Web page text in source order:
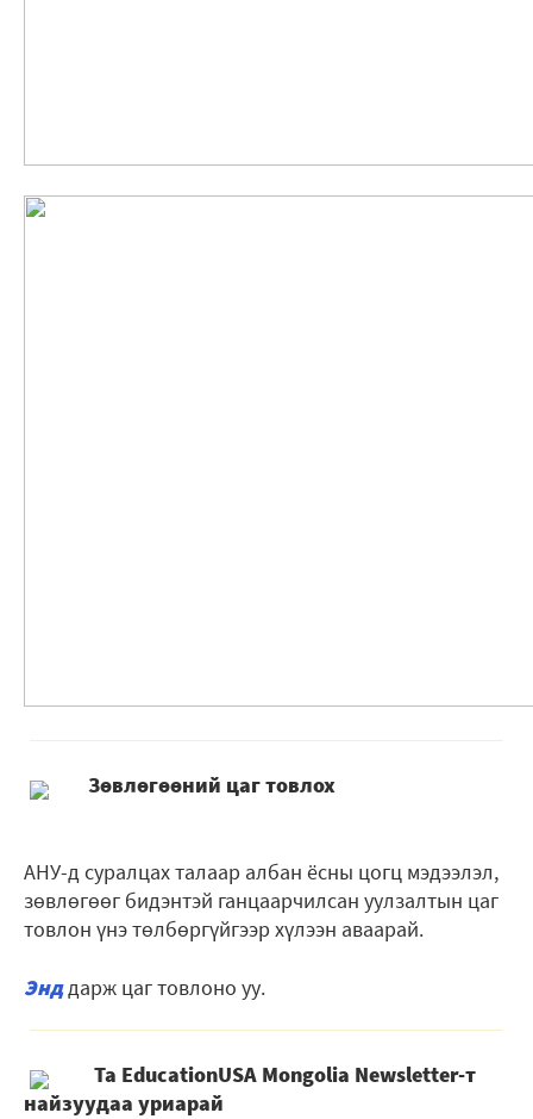
Зѳвлѳгѳѳний цаг товлох
АНУ-д суралцах талаар албан ёсны цогц мэдээлэл,
зөвлөгөөг бидэнтэй ганцаарчилсан уулзалтын цаг
товлон үнэ тѳлбѳргүйгээр хүлээн аваарай.
Энддарж цаг товлоно уу.
Та EducationUSA Mongolia Newsletter-т
найзуудаа уриарай